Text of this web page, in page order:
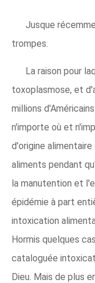
Jusque
trompes.
La raison pour
toxoplasmose, et
millions
n'importe où et
d'origine
aliments pendant
la manutention et
épidémie à part
intoxication
Hormis quelques
cataloguée
Dieu. Mais de plus